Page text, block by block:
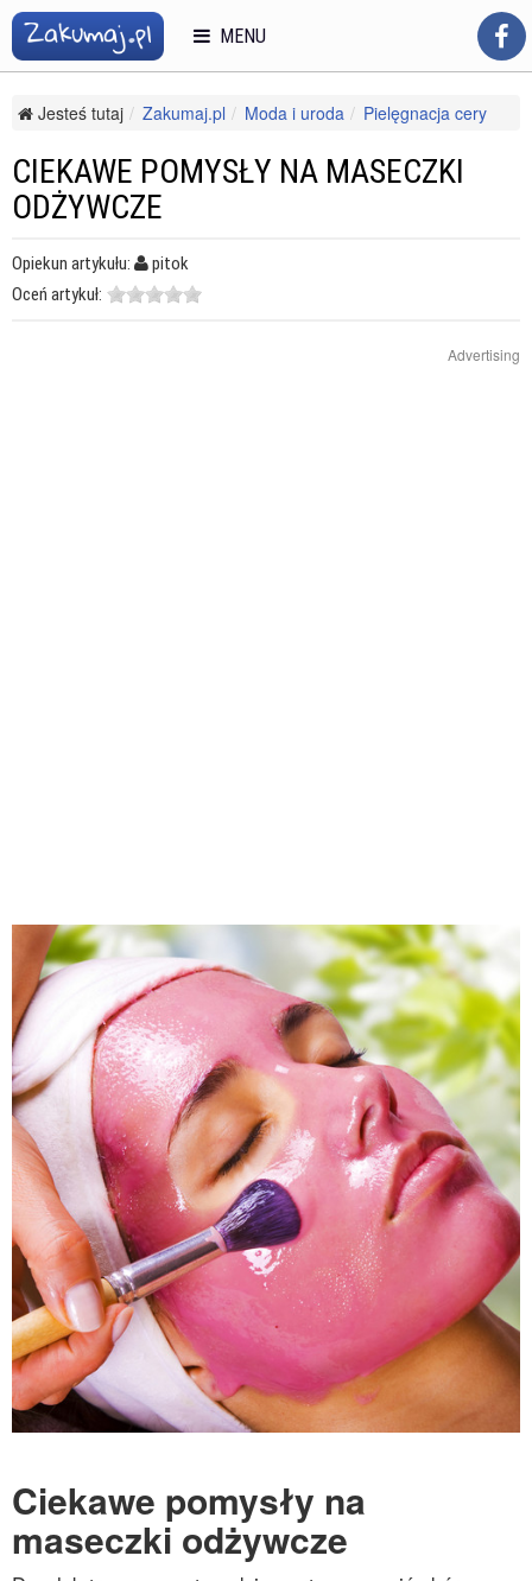
Jesteś tutaj Zakumaj.pl Moda i uroda
Pielęgnacja cery
CIEKAWE POMYSŁY NA MASECZKI
ODŻYWCZE
Opiekun artykułu:
pitok
Oceń artykuł:
Advertising
Ciekawe pomysły na
maseczki odżywcze
MENU